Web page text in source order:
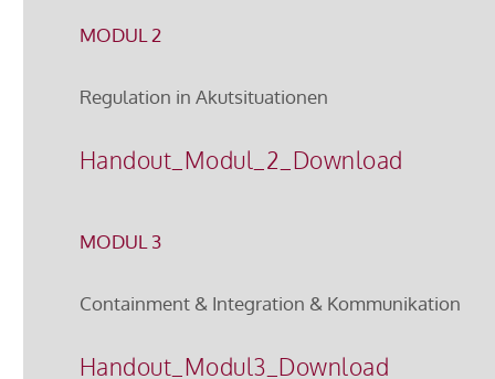
MODUL 2
Regulation in Akutsituationen
Handout_­Modul_2_Download
MODUL 3
Containment & Integration & Kommunikation
Handout_Modul3_Download